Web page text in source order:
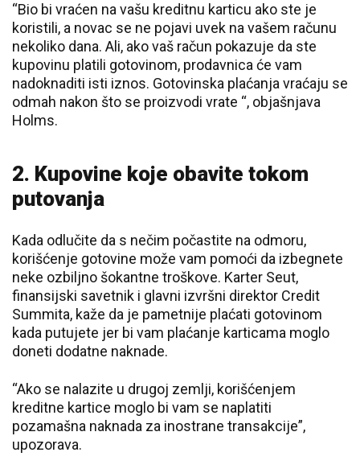
“Bio bi vraćen na vašu kreditnu karticu ako ste je
koristili, a novac se ne pojavi uvek na vašem računu
nekoliko dana. Ali, ako vaš račun pokazuje da ste
kupovinu platili gotovinom, prodavnica će vam
nadoknaditi isti iznos. Gotovinska plaćanja vraćaju se
odmah nakon što se proizvodi vrate “, objašnjava
Holms.
2. Kupovine koje obavite tokom
putovanja
Kada odlučite da s nečim počastite na odmoru,
korišćenje gotovine može vam pomoći da izbegnete
neke ozbiljno šokantne troškove. Karter Seut,
finansijski savetnik i glavni izvršni direktor Credit
Summita, kaže da je pametnije plaćati gotovinom
kada putujete jer bi vam plaćanje karticama moglo
doneti dodatne naknade.
“Ako se nalazite u drugoj zemlji, korišćenjem
kreditne kartice moglo bi vam se naplatiti
pozamašna naknada za inostrane transakcije”,
upozorava.